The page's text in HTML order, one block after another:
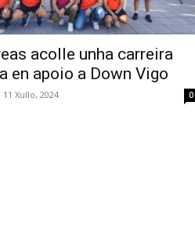
acolle unha carreira
en apoio a Down Vigo
11 Xullo, 2024 0